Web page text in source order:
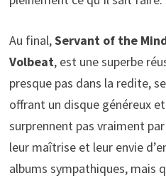
Au final,Servant of the
Volbeat, est une superbe
presque pas dans la redite,
offrant un disque généreux
surprennent pas vraiment
leur maîtrise et leur envie
albums sympathiques, mais